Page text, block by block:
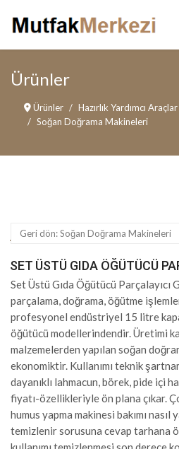
Ürünler
Ürünler
Hazırlık Yardımcı Araçlar
Soğan Doğrama Makineleri
Geri dön: Soğan Doğrama Makineleri
SET ÜSTÜ GIDA ÖĞÜTÜCÜ
Set Üstü Gıda Öğütücü Parçalayıcı
parçalama, doğrama, öğütme
profesyonel endüstriyel 15 litre
öğütücü modellerindendir. Üretimi
malzemelerden yapılan soğan
ekonomiktir. Kullanımı teknik
dayanıklı lahmacun, börek, pide içi
fiyatı-özellikleriyle ön plana çıkar.
humus yapma makinesi bakımı nasıl
temizlenir sorusuna cevap tarhana